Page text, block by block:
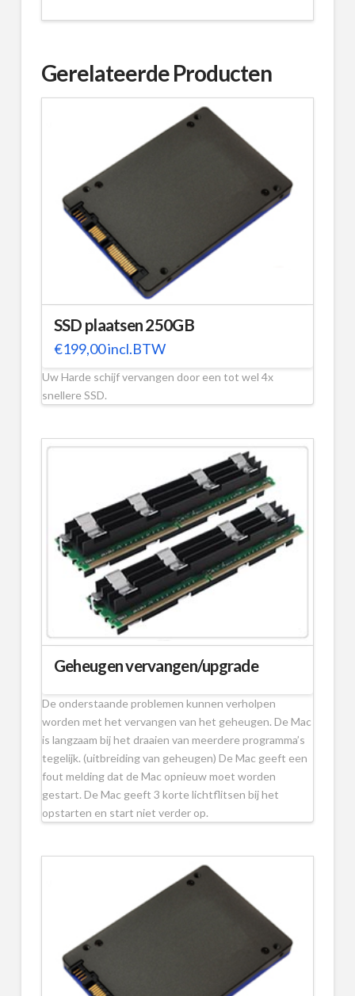
Gerelateerde Producten
SSD plaatsen 250GB
€199,00incl.BTW
Uw Harde schijf vervangen door een tot wel 4x
snellere SSD.
Geheugen vervangen/upgrade
De onderstaande problemen kunnen verholpen
worden met het vervangen van het geheugen. De Mac
is langzaam bij het draaien van meerdere programma’s
tegelijk. (uitbreiding van geheugen) De Mac geeft een
fout melding dat de Mac opnieuw moet worden
gestart. De Mac geeft 3 korte lichtflitsen bij het
opstarten en start niet verder op.